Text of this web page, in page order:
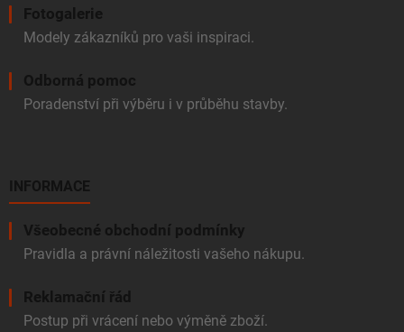
Fotogalerie
Modely zákazníků pro vaši inspiraci.
Odborná pomoc
Poradenství při výběru i v průběhu stavby.
INFORMACE
Všeobecné obchodní podmínky
Pravidla a právní náležitosti vašeho nákupu.
Reklamační řád
Postup při vrácení nebo výměně zboží.